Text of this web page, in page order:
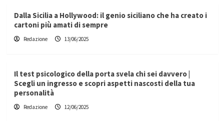
Dalla Sicilia a Hollywood: il genio siciliano che ha creato i
cartoni più amati di sempre
Redazione 13/06/2025
Il test psicologico della porta svela chi sei davvero |
Scegli un ingresso e scopri aspetti nascosti della tua
personalità
Redazione 12/06/2025